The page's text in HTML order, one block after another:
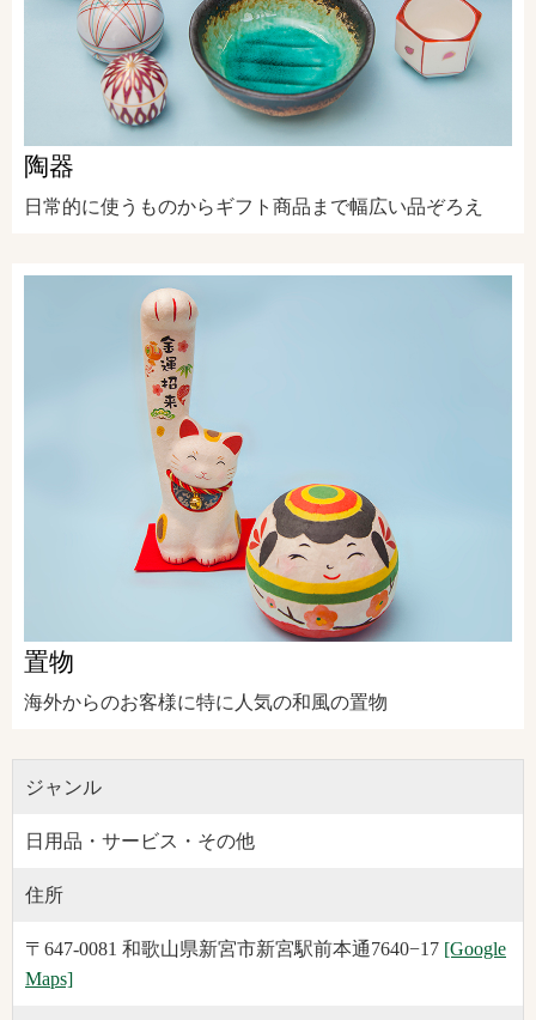
陶器
日常的に使うものからギフト商品まで幅広い品ぞろえ
置物
海外からのお客様に特に人気の和風の置物
ジャンル
日用品・サービス・その他
住所
〒647-0081 和歌山県新宮市新宮駅前本通7640−17 [Google
Maps]